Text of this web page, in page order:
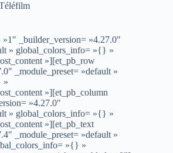
_builder_version= »4.27.0″
» global_colors_info= »{} »
»][et_pb_row
_module_preset= »default »
»
»][et_pb_column
»4.27.0″
» global_colors_info= »{} »
»][et_pb_text
_module_preset= »default »
»{} »